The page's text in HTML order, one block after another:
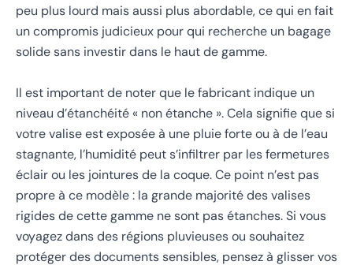
peu plus lourd mais aussi plus abordable, ce qui en fait
un compromis judicieux pour qui recherche un bagage
solide sans investir dans le haut de gamme.
Il est important de noter que le fabricant indique un
niveau d’étanchéité « non étanche ». Cela signifie que si
votre valise est exposée à une pluie forte ou à de l’eau
stagnante, l’humidité peut s’infiltrer par les fermetures
éclair ou les jointures de la coque. Ce point n’est pas
propre à ce modèle : la grande majorité des valises
rigides de cette gamme ne sont pas étanches. Si vous
voyagez dans des régions pluvieuses ou souhaitez
protéger des documents sensibles, pensez à glisser vos